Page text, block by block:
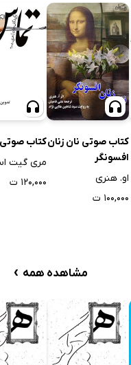
کتاب صوتی نان زنان
افسونگر
او. هنری
۱۰۰,۰۰۰ ت
کتاب
مری گیت
۱۲۰,۰۰۰ ت
مشاهده همه ›